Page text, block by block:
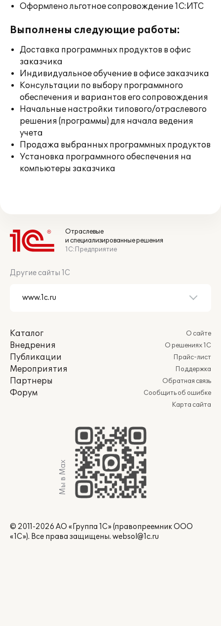
Оформлено льготное сопровождение 1С:ИТС
Выполнены следующие работы:
Доставка программных продуктов в офис
заказчика
Индивидуальное обучение в офисе заказчика
Консультации по выбору программного
обеспечения и вариантов его сопровождения
Начальные настройки типового/отраслевого
решения (программы) для начала ведения
учета
Продажа выбранных программных продуктов
Установка программного обеспечения на
компьютеры заказчика
Отраслевые
и специализированные решения
1С:Предприятие
Другие сайты 1С
Каталог
Внедрения
Публикации
Мероприятия
Партнеры
Форум
О сайте
О решениях 1С
Прайс-лист
Поддержка
Обратная связь
Сообщить об ошибке
Карта сайта
Мы в Max
© 2011-2026 АО «Группа 1С» (правопреемник ООО
«1С»). Все права защищены. websol@1c.ru